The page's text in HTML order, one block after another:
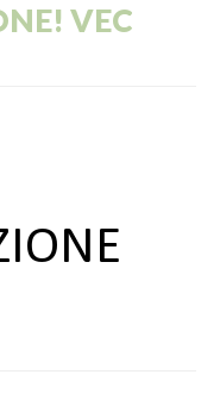
POST IN